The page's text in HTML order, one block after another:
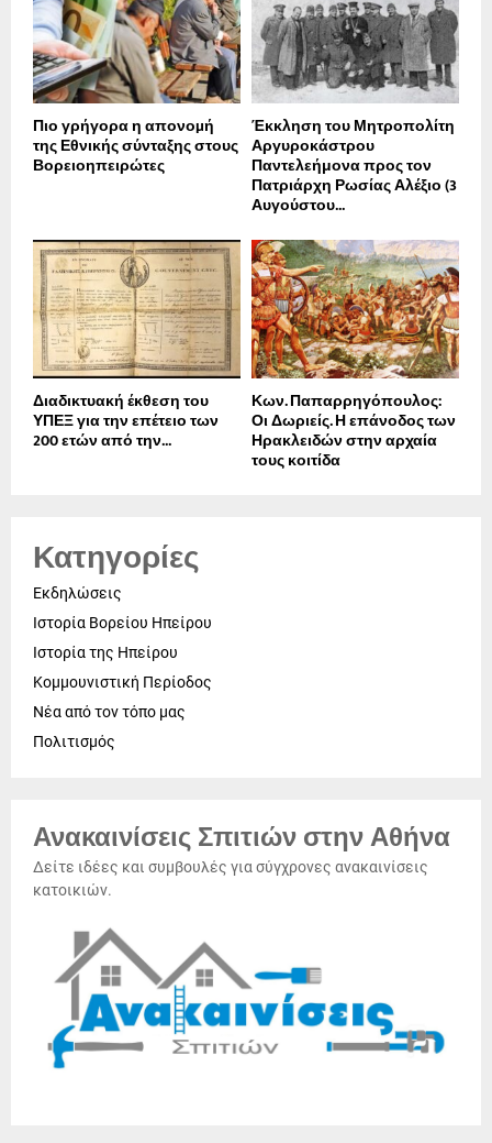
Πιο γρήγορα η απονοµή
της Εθνικής σύνταξης στους
Βορειοηπειρώτες
Έκκληση του Μητροπολίτη
Αργυροκάστρου
Παντελεήμονα προς τον
Πατριάρχη Ρωσίας Αλέξιο (3
Αυγούστου...
Διαδικτυακή έκθεση του
ΥΠΕΞ για την επέτειο των
200 ετών από την...
Κων. Παπαρρηγόπουλος:
Οι Δωριείς. Η επάνοδος των
Ηρακλειδών στην αρχαία
τους κοιτίδα
Κατηγορίες
Εκδηλώσεις
Ιστορία Βορείου Ηπείρου
Ιστορία της Ηπείρου
Κομμουνιστική Περίοδος
Νέα από τον τόπο μας
Πολιτισμός
Ανακαινίσεις Σπιτιών στην Αθήνα
Δείτε ιδέες και συμβουλές για σύγχρονες ανακαινίσεις
κατοικιών.